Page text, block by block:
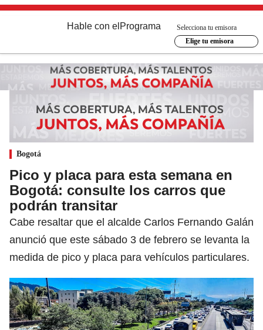
Hable con el Programa
Selecciona tu emisora
Elige tu emisora
Bogotá
Pico y placa para esta semana en
Bogotá: consulte los carros que
podrán transitar
Cabe resaltar que el alcalde Carlos Fernando Galán
anunció que este sábado 3 de febrero se levanta la
medida de pico y placa para vehículos particulares.